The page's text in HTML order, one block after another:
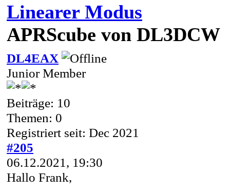
Linearer Modus
APRScube von DL3DCW
DL4EAX
Junior Member
Beiträge: 10
Themen: 0
Registriert seit: Dec 2021
#205
06.12.2021, 19:30
Hallo Frank,